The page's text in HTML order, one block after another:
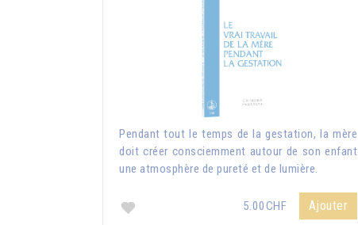
Pendant tout le temps de la gestation, la mère
doit créer consciemment autour de son enfant
une atmosphère de pureté et de lumière.
5.00CHF Ajouter